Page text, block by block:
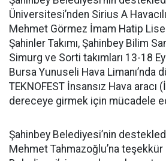
Üniversitesi’nden Sirius A
Mehmet Görmez İmam Hatip
Şahinler Takımı, Şahinbey Bilim
Simurg ve Sorti takımları 13-18
Bursa Yunuseli Hava Limanı’nda
TEKNOFEST İnsansız Hava aracı
dereceye girmek için mücadele
Şahinbey Belediyesi’nin
Mehmet Tahmazoğlu’na teşekkür